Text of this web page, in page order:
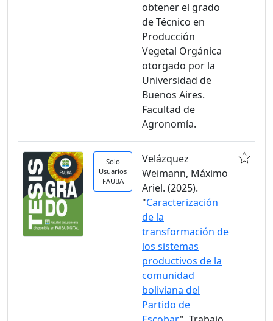
obtener el grado
de Técnico en
Producción
Vegetal Orgánica
otorgado por la
Universidad de
Buenos Aires.
Facultad de
Agronomía.
Solo
Usuarios
FAUBA
Velázquez
Weimann, Máximo
Ariel. (2025).
"Caracterización
de la
transformación de
los sistemas
productivos de la
comunidad
boliviana del
Partido de